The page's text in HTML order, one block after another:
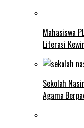
Mahasiswa
Literasi
Sekolah
Agama